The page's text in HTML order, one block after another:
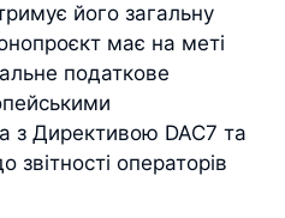
його загальну
має на меті
податкове
з Директивою DAC7 та
операторів